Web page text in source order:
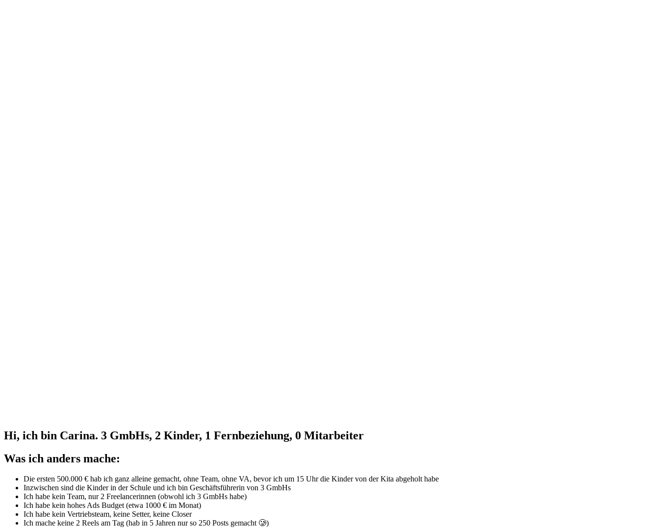
Hi, ich bin Carina. 3 GmbHs, 2 Kinder, 1 Fernbeziehung, 0 Mitarbeiter
Was ich anders mache:
Die ersten 500.000 € hab ich ganz alleine gemacht, ohne Team, ohne VA, bevor ich um 15 Uhr die Kinder von der Kita abgeholt habe
Inzwischen sind die Kinder in der Schule und ich bin Geschäftsführerin von 3 GmbHs
Ich habe kein Team, nur 2 Freelancerinnen (obwohl ich 3 GmbHs habe)
Ich habe kein hohes Ads Budget (etwa 1000 € im Monat)
Ich habe kein Vertriebsteam, keine Setter, keine Closer
Ich mache keine 2 Reels am Tag (hab in 5 Jahren nur so 250 Posts gemacht 🥲)